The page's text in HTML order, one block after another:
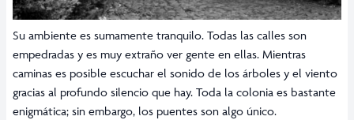
Su ambiente es sumamente tranquilo. Todas las calles son
empedradas y es muy extraño ver gente en ellas. Mientras
caminas es posible escuchar el sonido de los árboles y el viento
gracias al profundo silencio que hay. Toda la colonia es bastante
enigmática; sin embargo, los puentes son algo único.